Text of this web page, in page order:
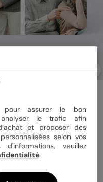
12x17 cm
Papier Satiné
pour assurer le bon
le trafic afin
et proposer des
selon vos
veuillez
.